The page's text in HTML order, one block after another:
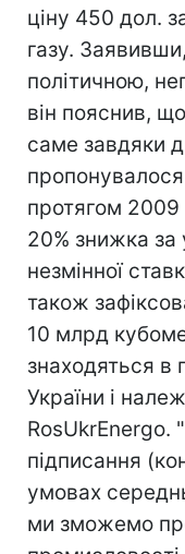
ціну 450 дол.
газу.
політичною,
він пояснив,
саме завдяки
протягом 2009
20% знижка
незмінної
також
10 млрд
знаходяться в
України і
RosUkrEnergo.
підписання
умовах
ми зможемо